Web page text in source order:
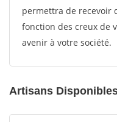
permettra de recevoir
fonction des creux de
avenir à votre société.
Artisans